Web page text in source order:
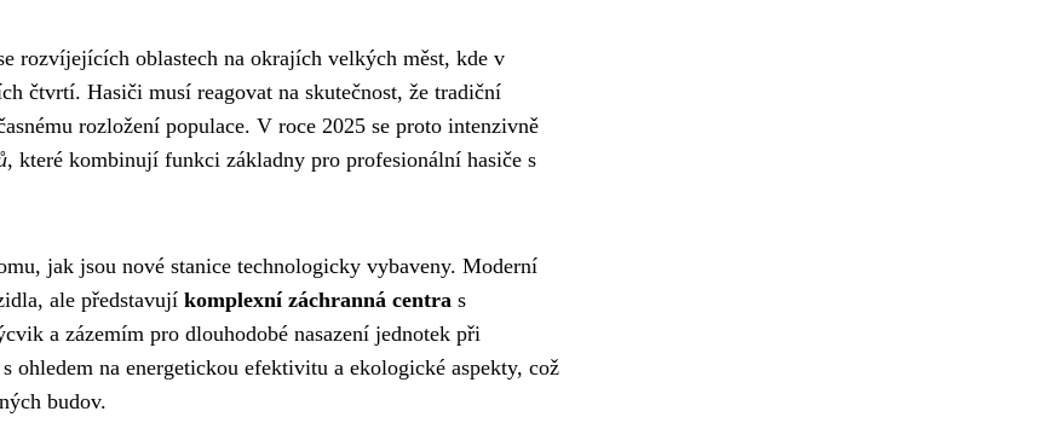
rozvíjejících oblastech na okrajích velkých měst, kde v
čtvrtí. Hasiči musí reagovat na skutečnost, že tradiční
rozložení populace. V roce 2025 se proto intenzivně
, které kombinují funkci základny pro profesionální hasiče s
jak jsou nové stanice technologicky vybaveny. Moderní
ale představují komplexní záchranná centra s
a zázemím pro dlouhodobé nasazení jednotek při
ohledem na energetickou efektivitu a ekologické aspekty, což
budov.